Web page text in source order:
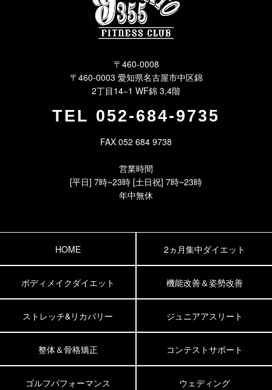
〒460-0008
〒460-0003 愛知県名古屋市中区錦
2丁目14−1 WF錦 3,4階
TEL 052-684-9735
FAX 052 684 9738
営業時間
[平日] 7時~23時 [土日祝] 7時~23時
年中無休
HOME 2ヵ月集中ダイエット
ボディメイクダイエット 機能改善＆姿勢改善
ストレッチ&リカバリー ジュニアアスリート
整体＆骨格矯正 コンテストサポート
ゴルフパフォーマンス ウェディング